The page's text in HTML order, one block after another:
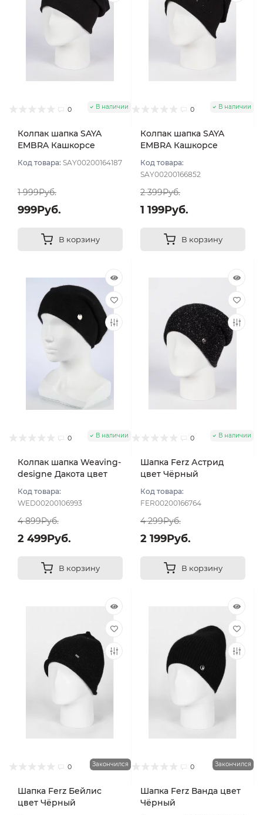
0 В наличии
Колпак шапка SAYA
EMBRA Кашкорсе
Код товара: SAY00200164187
1 999Руб.
999Руб.
В корзину
0 В наличии
Колпак шапка SAYA
EMBRA Кашкорсе
Код товара:
SAY00200166852
2 399Руб.
1 199Руб.
В корзину
0 В наличии
Колпак шапка Weaving-
designe Дакота цвет
Код товара:
WED00200106993
4 899Руб.
2 499Руб.
В корзину
0 В наличии
Шапка Ferz Астрид
цвет Чёрный
Код товара:
FER00200166764
4 299Руб.
2 199Руб.
В корзину
0 Закончился
Шапка Ferz Бейлис
цвет Чёрный
0 Закончился
Шапка Ferz Ванда цвет
Чёрный